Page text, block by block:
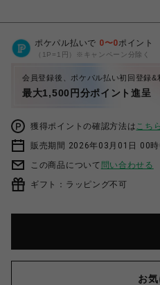
ポケパル払いで 0〜0ポイント
（1P=1円）※キャンペーン分除く
会員登録後、ポケパル払い初回登録&
最大1,500円分ポイント進呈
獲得ポイントの確認方法はこちら
販売期間 2026年03月01日 00
この商品について 問い合わせる
ギフト：ラッピング不可
お